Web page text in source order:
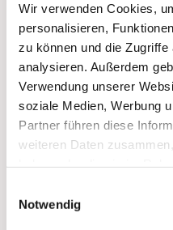
Wir verwenden Cookies,
personalisieren,
zu können und die
analysieren. Außerdem
Verwendung unserer
soziale Medien, Werbung
Partner führen diese
weiteren Daten
Notwendig
Dies